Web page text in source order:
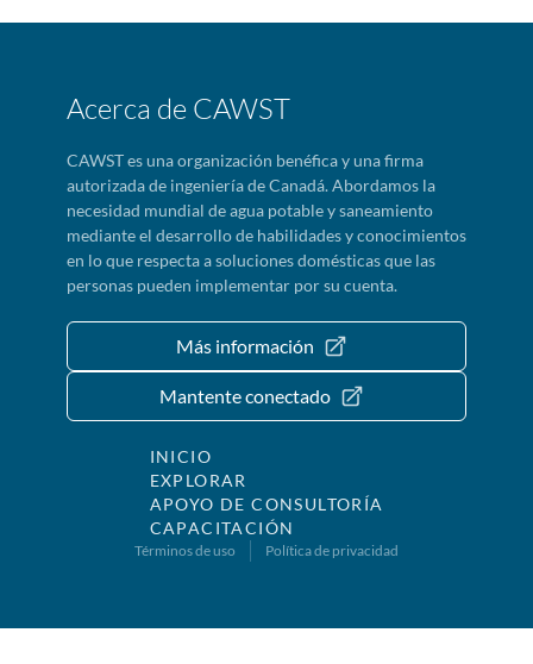
Acerca de CAWST
CAWST es una organización benéfica y una firma
autorizada de ingeniería de Canadá. Abordamos la
necesidad mundial de agua potable y saneamiento
mediante el desarrollo de habilidades y conocimientos
en lo que respecta a soluciones domésticas que las
personas pueden implementar por su cuenta.
Más información
Mantente conectado
INICIO
EXPLORAR
APOYO DE CONSULTORÍA
CAPACITACIÓN
Términos de uso Política de privacidad